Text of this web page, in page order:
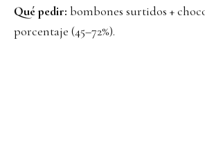
Qué pedir: bombones surtidos +
porcentaje (45–72%).